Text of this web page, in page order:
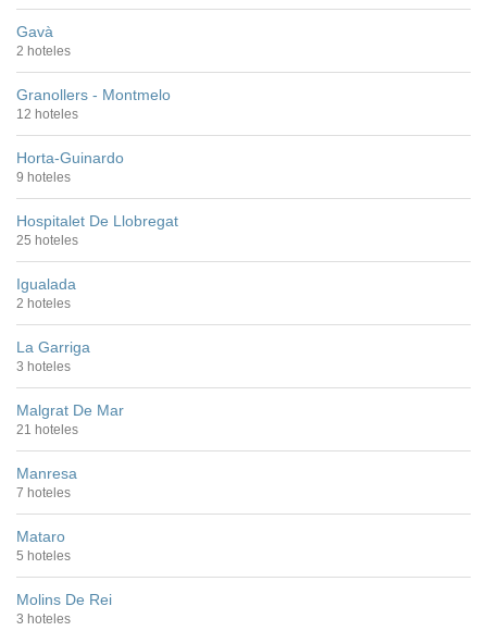
Gavà
2 hoteles
Granollers - Montmelo
12 hoteles
Horta-Guinardo
9 hoteles
Hospitalet De Llobregat
25 hoteles
Igualada
2 hoteles
La Garriga
3 hoteles
Malgrat De Mar
21 hoteles
Manresa
7 hoteles
Mataro
5 hoteles
Molins De Rei
3 hoteles